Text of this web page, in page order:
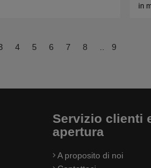
in
4 5 6 7 8 .. 9
Servizio clienti
apertura
A proposito di noi